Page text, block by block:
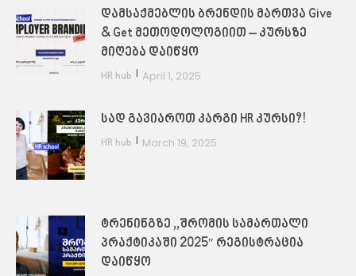
დამსაქმებლის ბრენდის მართვა Give
& Get მეთოდოლოგიით – კურსზე
მიღება დაიწყო
HR hub | April 1, 2025
სად გავიაროთ კარგი HR კურსი?!
HR hub | March 19, 2025
ტრენინგზე ,,შრომის სამართალი
პრაქტიკაში 2025″ რეგისტრაცია
დაიწყო